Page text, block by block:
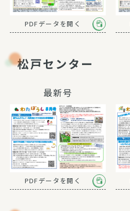
PDFデータを開く
松戸センター
最新号
PDFデータを開く